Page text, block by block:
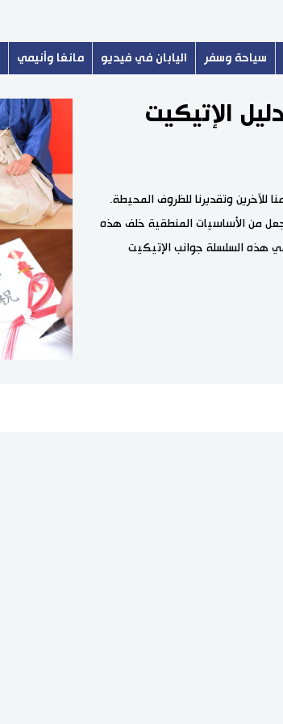
سياحة وسفر اليابان في فيديو مانغا وأنيمي
الإتيكيت
وتقديرنا للظروف المحيطة.
من الأساسيات المنطقية خلف هذه
هذه السلسلة جوانب الإتيكيت